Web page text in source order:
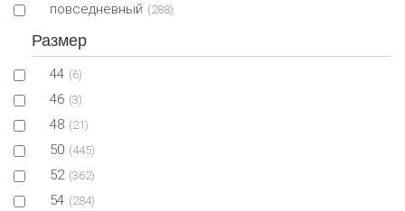
повседневный (288)
Размер
44 (6)
46 (3)
48 (21)
50 (445)
52 (362)
54 (284)